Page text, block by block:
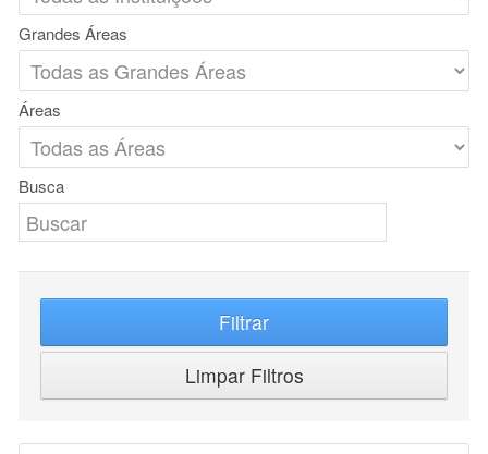
Grandes Áreas
Áreas
Busca
Filtrar
Limpar Filtros